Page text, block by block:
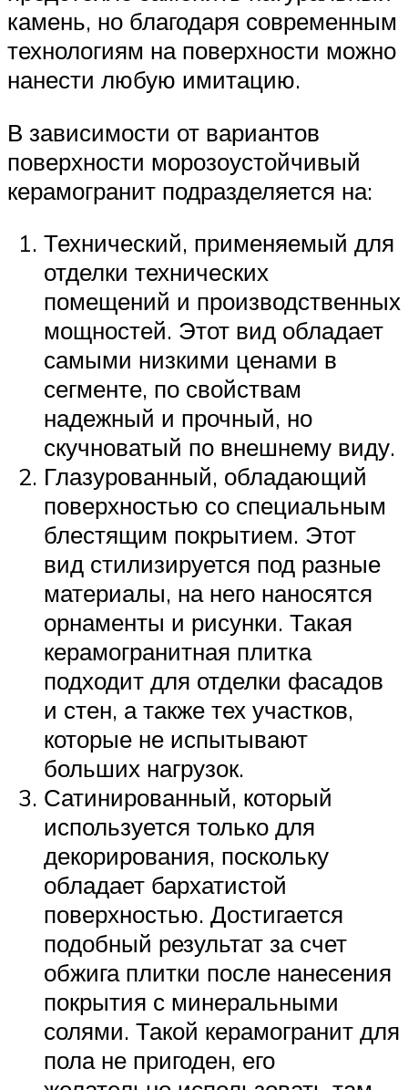
камень, но благодаря современным
технологиям на поверхности можно
нанести любую имитацию.
В зависимости от вариантов
поверхности морозоустойчивый
керамогранит подразделяется на:
Технический, применяемый для
отделки технических
помещений и производственных
мощностей. Этот вид обладает
самыми низкими ценами в
сегменте, по свойствам
надежный и прочный, но
скучноватый по внешнему виду.
Глазурованный, обладающий
поверхностью со специальным
блестящим покрытием. Этот
вид стилизируется под разные
материалы, на него наносятся
орнаменты и рисунки. Такая
керамогранитная плитка
подходит для отделки фасадов
и стен, а также тех участков,
которые не испытывают
больших нагрузок.
Сатинированный, который
используется только для
декорирования, поскольку
обладает бархатистой
поверхностью. Достигается
подобный результат за счет
обжига плитки после нанесения
покрытия с минеральными
солями. Такой керамогранит для
пола не пригоден, его